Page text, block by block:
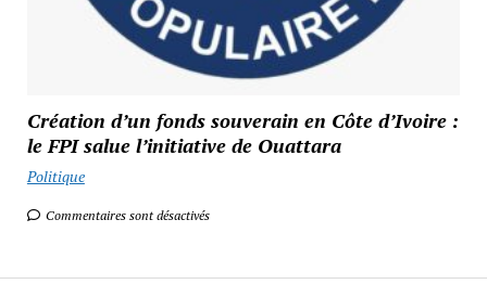
Création d’un fonds souverain en Côte d’Ivoire :
le FPI salue l’initiative de Ouattara
Politique
Commentaires sont désactivés